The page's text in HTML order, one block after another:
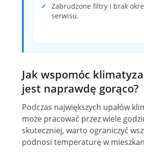
Zabrudzone filtry i brak
serwisu.
Jak wspomóc
jest naprawdę gorąco?
Podczas największych upałów
może pracować przez wiele
skuteczniej, warto ograniczyć
podnosi temperaturę w